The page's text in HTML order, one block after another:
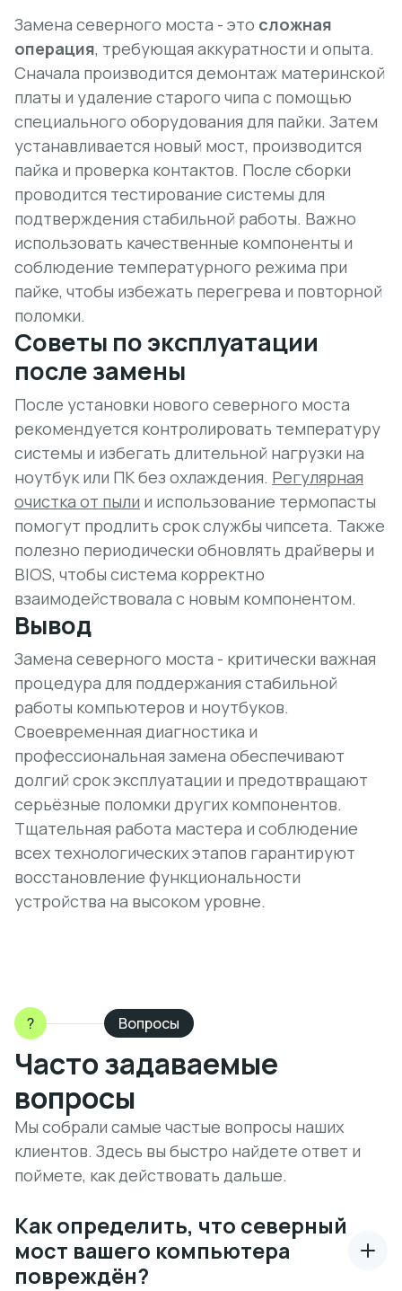
Замена северного моста - это сложная
операция, требующая аккуратности и опыта.
Сначала производится демонтаж материнской
платы и удаление старого чипа с помощью
специального оборудования для пайки. Затем
устанавливается новый мост, производится
пайка и проверка контактов. После сборки
проводится тестирование системы для
подтверждения стабильной работы. Важно
использовать качественные компоненты и
соблюдение температурного режима при
пайке, чтобы избежать перегрева и повторной
поломки.
Советы по эксплуатации
после замены
После установки нового северного моста
рекомендуется контролировать температуру
системы и избегать длительной нагрузки на
ноутбук или ПК без охлаждения. Регулярная
очистка от пыли и использование термопасты
помогут продлить срок службы чипсета. Также
полезно периодически обновлять драйверы и
BIOS, чтобы система корректно
взаимодействовала с новым компонентом.
Вывод
Замена северного моста - критически важная
процедура для поддержания стабильной
работы компьютеров и ноутбуков.
Своевременная диагностика и
профессиональная замена обеспечивают
долгий срок эксплуатации и предотвращают
серьёзные поломки других компонентов.
Тщательная работа мастера и соблюдение
всех технологических этапов гарантируют
восстановление функциональности
устройства на высоком уровне.
? Вопросы
Часто задаваемые
вопросы
Мы собрали самые частые вопросы наших
клиентов. Здесь вы быстро найдете ответ и
поймете, как действовать дальше.
Как определить, что северный
мост вашего компьютера
повреждён?